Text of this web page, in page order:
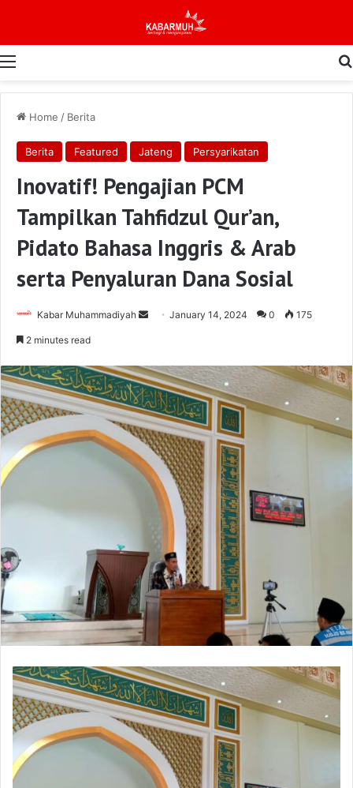
Menu
Home / Berita
Berita Featured Jateng Persyarikatan
Inovatif! Pengajian PCM
Tampilkan Tahfidzul Qur’an,
Pidato Bahasa Inggris & Arab
serta Penyaluran Dana Sosial
Kabar Muhammadiyah
Send January 14, 2024 0 175
2 minutes read